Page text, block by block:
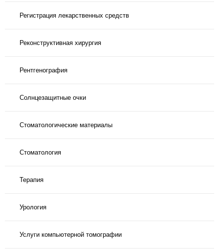
Регистрация лекарственных средств
Реконструктивная хирургия
Рентгенография
Солнцезащитные очки
Стоматологические материалы
Стоматология
Терапия
Урология
Услуги компьютерной томографии